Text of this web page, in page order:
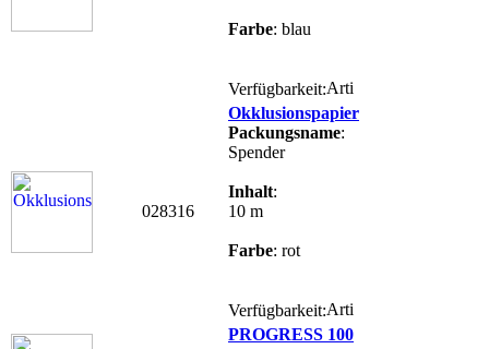
Farbe: blau
Verfügbarkeit:
028316
Okklusionspapier
Packungsname:
Spender
Inhalt:
10 m
Farbe: rot
Verfügbarkeit:
PROGRESS 100